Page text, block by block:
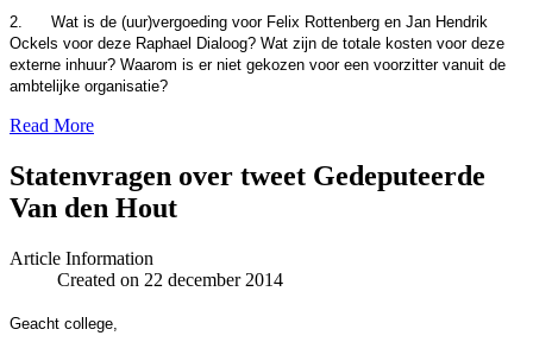
2.
Wat is de (uur)vergoeding voor Felix Rottenberg en Jan Hendrik
Ockels voor deze Raphael Dialoog? Wat zijn de totale kosten voor deze
externe inhuur? Waarom is er niet gekozen voor een voorzitter vanuit de
ambtelijke organisatie?
Read More
Statenvragen over tweet Gedeputeerde
Van den Hout
Article Information
Created on 22 december 2014
Geacht college,